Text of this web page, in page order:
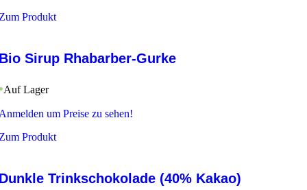
Produkt
Sirup Rhabarber-Gurke
Auf Lager
um Preise zu sehen!
Produkt
Trinkschokolade (40% Kakao)